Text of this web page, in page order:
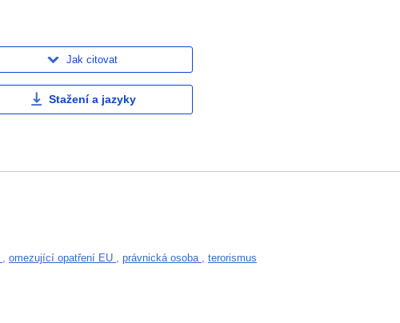
Jak citovat
Stažení a jazyky
, omezující opatření EU , právnická osoba , terorismus